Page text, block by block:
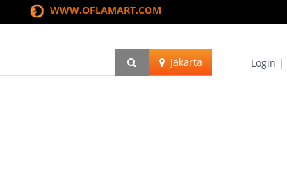
WWW.OFLAMART.COM
Jakarta Login |